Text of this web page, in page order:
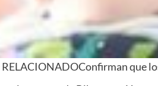
Confirman que